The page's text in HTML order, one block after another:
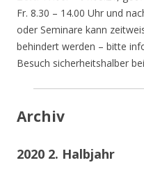
Fr. 8.30 – 14.00 Uhr und
oder Seminare kann
behindert werden – bitte
Besuch sicherheitshalber
Archiv
2020 2. Halbjahr